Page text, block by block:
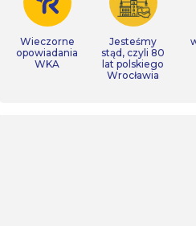
Wieczorne
opowiadania
WKA
Jesteśmy
stąd, czyli 80
lat polskiego
Wrocławia